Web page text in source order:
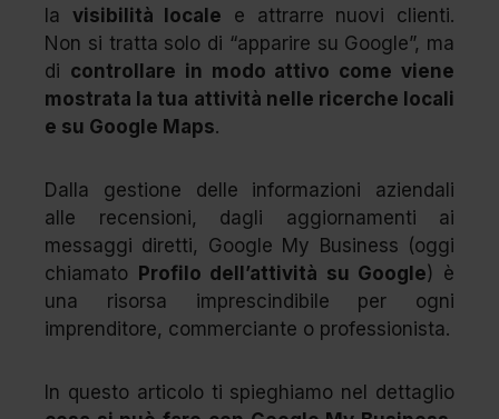
la visibilità locale e attrarre nuovi clienti.
Non si tratta solo di “apparire su Google”, ma
di controllare in modo attivo come viene
mostrata la tua attività nelle ricerche locali
e su Google Maps.
Dalla gestione delle informazioni aziendali
alle recensioni, dagli aggiornamenti ai
messaggi diretti, Google My Business (oggi
chiamato Profilo dell’attività su Google) è
una risorsa imprescindibile per ogni
imprenditore, commerciante o professionista.
In questo articolo ti spieghiamo nel dettaglio